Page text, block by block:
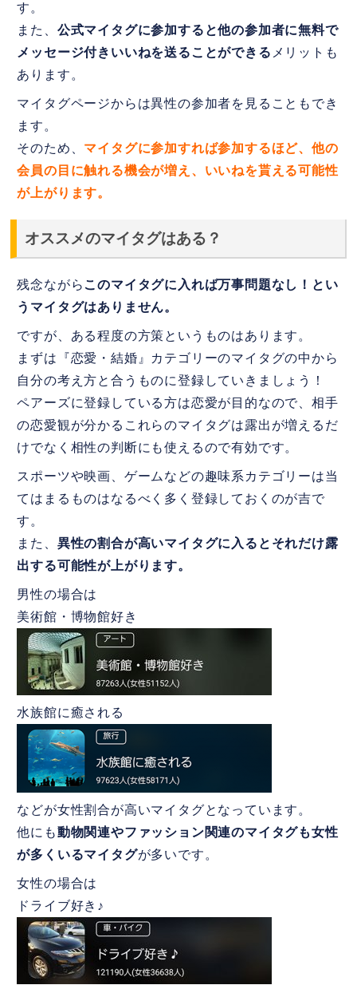
す。
また、 公式マイタグに参加すると他の参加者に無料で
メッセージ付きいいねを送ることができる メリットも
あります。
マイタグページからは異性の参加者を見ることもでき
ます。
そのため、 マイタグに参加すれば参加するほど、他の
会員の目に触れる機会が増え、いいねを貰える可能性
が上がります。
オススメのマイタグはある？
残念ながら このマイタグに入れば万事問題なし！とい
うマイタグはありません。
ですが、ある程度の方策というものはあります。
まずは『恋愛・結婚』カテゴリーのマイタグの中から
自分の考え方と合うものに登録していきましょう！
ペアーズに登録している方は恋愛が目的なので、相手
の恋愛観が分かるこれらのマイタグは露出が増えるだ
けでなく相性の判断にも使えるので有効です。
スポーツや映画、ゲームなどの趣味系カテゴリーは当
てはまるものはなるべく多く登録しておくのが吉で
す。
また、 異性の割合が高いマイタグに入るとそれだけ露
出する可能性が上がります。
男性の場合は
美術館・博物館好き
水族館に癒される
などが女性割合が高いマイタグとなっています。
他にも動物関連やファッション関連のマイタグも女性
が多くいるマイタグが多いです。
女性の場合は
ドライブ好き♪